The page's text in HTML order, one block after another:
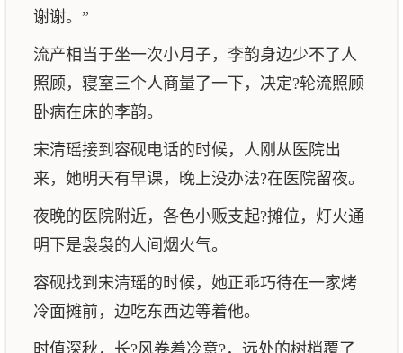
谢谢。”
流产相当于坐一次小月子，李韵身边少不了人
照顾，寝室三个人商量了一下，决定?轮流照顾
卧病在床的李韵。
宋清瑶接到容砚电话的时候，人刚从医院出
来，她明天有早课，晚上没办法?在医院留夜。
夜晚的医院附近，各色小贩支起?摊位，灯火通
明下是袅袅的人间烟火气。
容砚找到宋清瑶的时候，她正乖巧待在一家烤
冷面摊前，边吃东西边等着他。
时值深秋，长?风卷着冷意?，远处的树梢覆了